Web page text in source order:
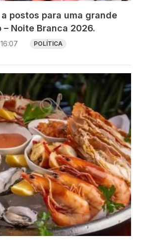
postos para uma grande
Noite Branca 2026.
16:07 POLÍTICA